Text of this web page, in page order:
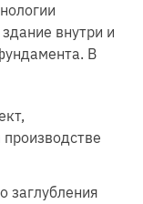
внутри и
В
заглубления